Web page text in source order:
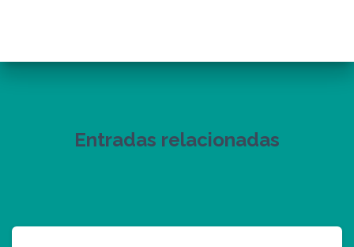
Entradas relacionadas